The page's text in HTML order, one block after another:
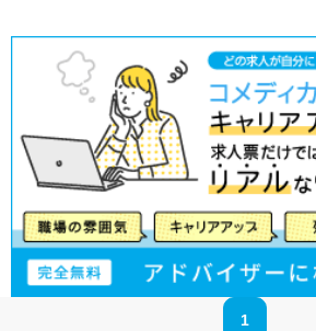
1